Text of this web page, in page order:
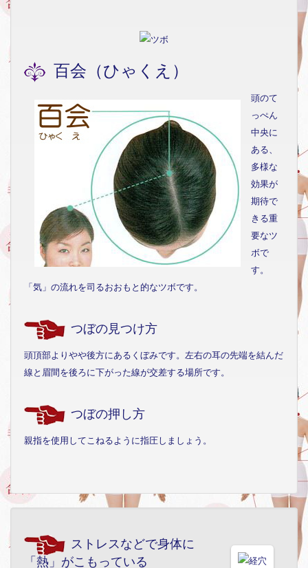
百会（ひゃくえ）
頭のて
っぺん
中央に
ある、
多様な
効果が
期待で
きる重
要なツ
ボで
す。
「気」の流れを司るおおもと的なツボです。
つぼの見つけ方
頭頂部よりやや後方にあるくぼみです。左右の耳の先端を結んだ
線と眉間を後ろに下がった線が交差する場所です。
つぼの押し方
親指を使用してこねるように指圧しましょう。
ストレスなどで身体に
「熱」がこもっている